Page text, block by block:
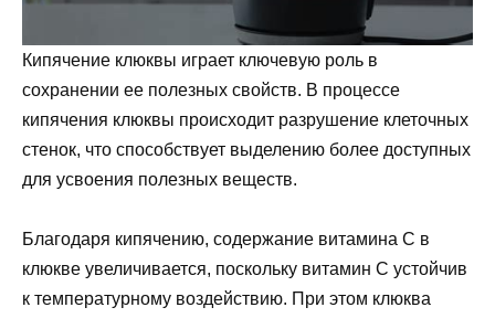
Кипячение клюквы играет ключевую роль в
сохранении ее полезных свойств. В процессе
кипячения клюквы происходит разрушение клеточных
стенок, что способствует выделению более доступных
для усвоения полезных веществ.
Благодаря кипячению, содержание витамина C в
клюкве увеличивается, поскольку витамин C устойчив
к температурному воздействию. При этом клюква